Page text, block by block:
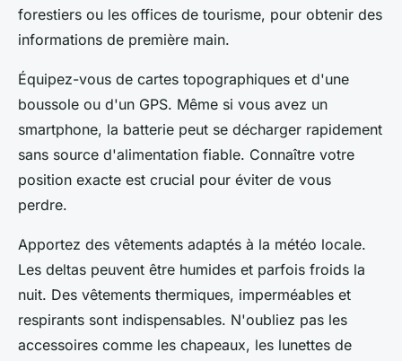
forestiers ou les offices de tourisme, pour obtenir des
informations de première main.
Équipez-vous de cartes topographiques et d'une
boussole ou d'un GPS. Même si vous avez un
smartphone, la batterie peut se décharger rapidement
sans source d'alimentation fiable. Connaître votre
position exacte est crucial pour éviter de vous
perdre.
Apportez des vêtements adaptés à la météo locale.
Les deltas peuvent être humides et parfois froids la
nuit. Des vêtements thermiques, imperméables et
respirants sont indispensables. N'oubliez pas les
accessoires comme les chapeaux, les lunettes de